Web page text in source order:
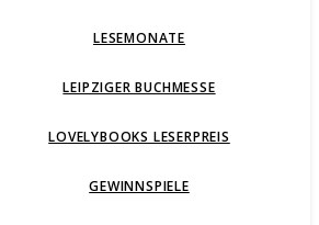
LESEMONATE
LEIPZIGER BUCHMESSE
LOVELYBOOKS LESERPREIS
GEWINNSPIELE